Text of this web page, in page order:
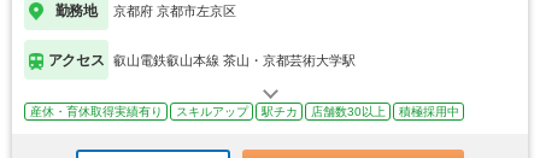
勤務地 京都府 京都市左京区
アクセス 叡山電鉄叡山本線 茶山・京都芸術大学駅
産休・育休取得実績有り スキルアップ 駅チカ 店舗数30以上 積極採用中